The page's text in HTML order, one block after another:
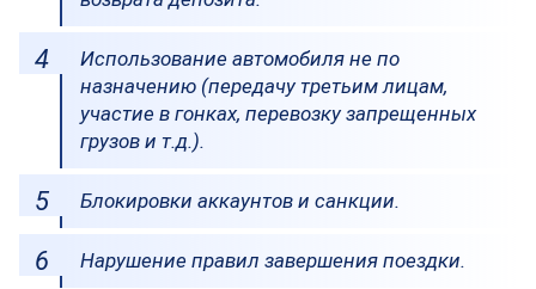
Использование автомобиля не по
назначению (передачу третьим лицам,
участие в гонках, перевозку запрещенных
грузов и т.д.).
Блокировки аккаунтов и санкции.
Нарушение правил завершения поездки.